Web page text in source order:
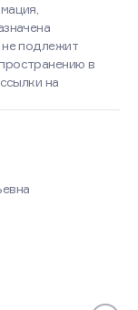
не подлежит
в
на